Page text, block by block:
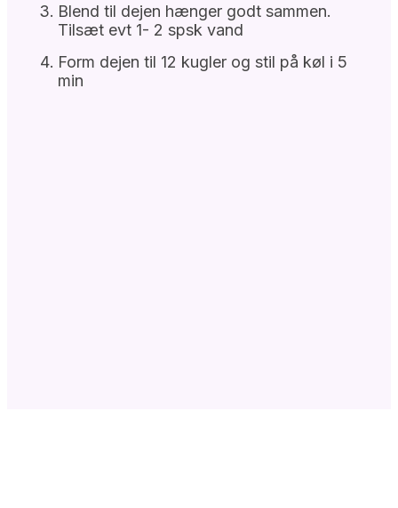
Blend til dejen hænger godt sammen.
Tilsæt evt 1- 2 spsk vand
Form dejen til 12 kugler og stil på køl i 5
min